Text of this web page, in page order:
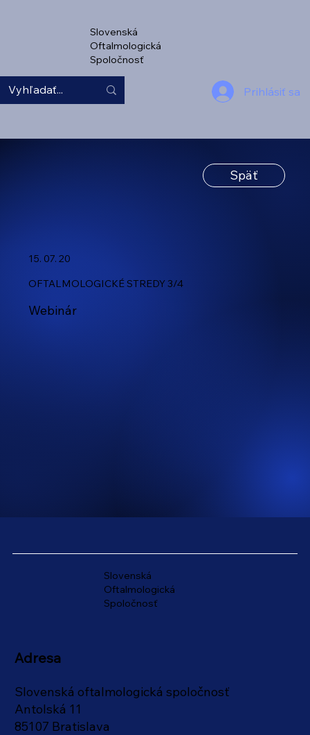
Slovenská
Oftalmologická
Spoločnosť
Prihlásiť sa
Späť
15. 07. 20
OFTALMOLOGICKÉ STREDY 3/4
Webinár
Slovenská
Oftalmologická
Spoločnosť
Adresa
Slovenská oftalmologická spoločnosť
Antolská 11
85107 Bratislava